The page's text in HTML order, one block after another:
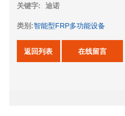
关键字: 迪诺
类别:智能型FRP多功能设备
返回列表 在线留言